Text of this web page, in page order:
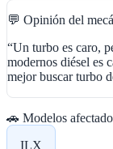
💬 Opinión del
“Un turbo es caro,
modernos diésel es
mejor buscar turbo
🚗 Modelos
ILX